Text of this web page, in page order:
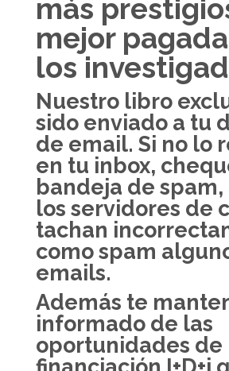
más
mejor
los
Nuestro libro
sido enviado a tu
de email. Si no lo
en tu inbox,
bandeja de spam,
los servidores de
tachan
como spam
emails.
Además te
informado de las
oportunidades de